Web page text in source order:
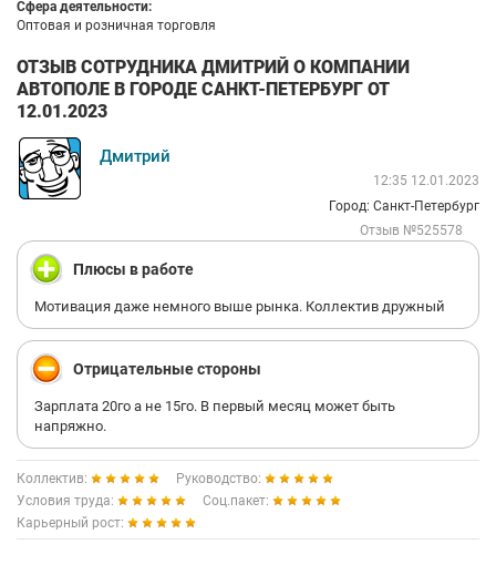
Сфера деятельности:
Оптовая и розничная торговля
ОТЗЫВ СОТРУДНИКА ДМИТРИЙ О КОМПАНИИ
АВТОПОЛЕ В ГОРОДЕ САНКТ-ПЕТЕРБУРГ ОТ
12.01.2023
Дмитрий
12:35 12.01.2023
Город: Санкт-Петербург
Отзыв №525578
Плюсы в работе
Мотивация даже немного выше рынка. Коллектив дружный
Отрицательные стороны
Зарплата 20го а не 15го. В первый месяц может быть
напряжно.
Коллектив:
Руководство:
Условия труда:
Соц.пакет:
Карьерный рост: